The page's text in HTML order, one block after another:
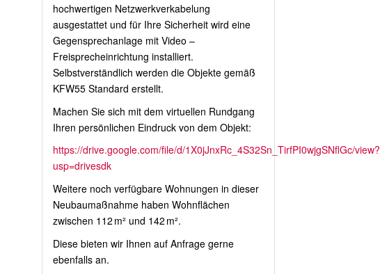
hochwertigen Netzwerkverkabelung
ausgestattet und für Ihre Sicherheit wird eine
Gegensprechanlage mit Video –
Freisprecheinrichtung installiert.
Selbstverständlich werden die Objekte gemäß
KFW55 Standard erstellt.
Machen Sie sich mit dem virtuellen Rundgang
Ihren persönlichen Eindruck von dem Objekt:
https://drive.google.com/file/d/1X0jJnxRc_4S32Sn_TirfPI0wjgSNflGc/view?
usp=drivesdk
Weitere noch verfügbare Wohnungen in dieser
Neubaumaßnahme haben Wohnflächen
zwischen 112 m² und 142 m².
Diese bieten wir Ihnen auf Anfrage gerne
ebenfalls an.